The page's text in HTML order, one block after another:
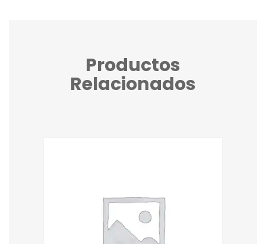
Productos
Relacionados